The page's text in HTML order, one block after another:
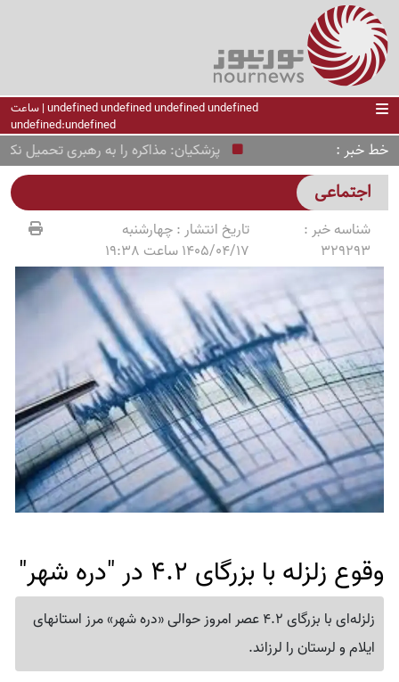
undefined undefined undefined undefined | ساعت
undefined:undefined
خط خبر پزشکیان: مذاکره را به رهبری تحمیل
اجتماعی
شناسه خبر :
329293
تاریخ انتشار :چهارشنبه
1405/04/17 ساعت 19:38
وقوع زلزله با بزرگای 4.2 در "دره شهر"
زلزله‌ای با بزرگای 4.2 عصر امروز حوالی «دره شهر» مرز استانهای
ایلام و لرستان را لرزاند.